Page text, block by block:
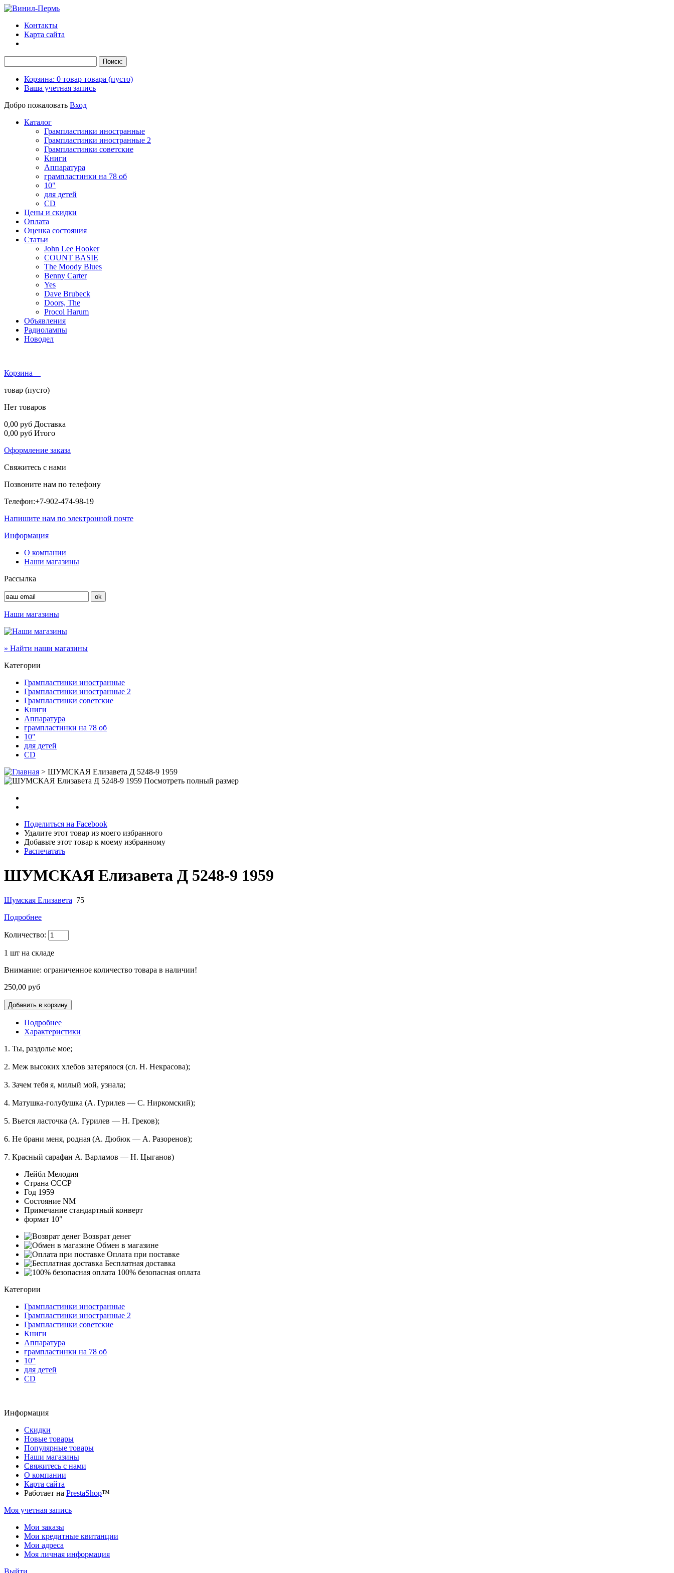
Контакты
Карта сайта
Корзина: 0 товар товара (пусто)
Ваша учетная запись
Добро пожаловать Вход
Каталог
Грампластинки иностранные
Грампластинки иностранные 2
Грампластинки советские
Книги
Аппаратура
грампластинки на 78 об
10"
для детей
CD
Цены и скидки
Оплата
Оценка состояния
Статьи
John Lee Hooker
COUNT BASIE
The Moody Blues
Benny Carter
Yes
Dave Brubeck
Doors, The
Procol Harum
Объявления
Радиолампы
Новодел
Корзина
товар (пусто)
Нет товаров
0,00 руб Доставка
0,00 руб Итого
Оформление заказа
Свяжитесь с нами
Позвоните нам по телефону
Телефон:+7-902-474-98-19
Напишите нам по электронной почте
Информация
О компании
Наши магазины
Рассылка
Наши магазины
» Найти наши магазины
Категории
Грампластинки иностранные
Грампластинки иностранные 2
Грампластинки советские
Книги
Аппаратура
грампластинки на 78 об
10"
для детей
CD
> ШУМСКАЯ Елизавета Д 5248-9 1959
Посмотреть полный размер
Поделиться на Facebook
Удалите этот товар из моего избранного
Добавьте этот товар к моему избранному
Распечатать
ШУМСКАЯ Елизавета Д 5248-9 1959
Шумская Елизавета 75
Подробнее
Количество:
1 шт на складе
Внимание: ограниченное количество товара в наличии!
250,00 руб
Подробнее
Характеристики
1. Ты, раздолье мое;
2. Меж высоких хлебов затерялося (сл. Н. Некрасова);
3. Зачем тебя я, милый мой, узнала;
4. Матушка-го­лубушка (А. Гурилев — С. Ниркомский);
5. Вьется ласточка (А. Гурилев — Н. Гре­ков);
6. Не брани меня, родная (А. Дю­бюк — А. Разоренов);
7. Красный сарафан А. Варламов — Н. Цыганов)
Лейбл Мелодия
Страна СССР
Год 1959
Состояние NM
Примечание стандартный конверт
формат 10"
Возврат денег
Обмен в магазине
Оплата при поставке
Бесплатная доставка
100% безопасная оплата
Категории
Грампластинки иностранные
Грампластинки иностранные 2
Грампластинки советские
Книги
Аппаратура
грампластинки на 78 об
10"
для детей
CD
Информация
Скидки
Новые товары
Популярные товары
Наши магазины
Свяжитесь с нами
О компании
Карта сайта
Работает на PrestaShop™
Моя учетная запись
Мои заказы
Мои кредитные квитанции
Мои адреса
Моя личная информация
Выйти